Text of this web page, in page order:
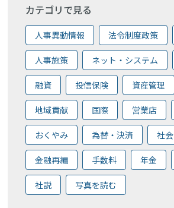
カテゴリで見る
人事異動情報 法令制度政策
人事施策 ネット・システム
融資 投信保険 資産管理
地域貢献 国際 営業店
おくやみ 為替・決済 社会
金融再編 手数料 年金
社説 写真を読む